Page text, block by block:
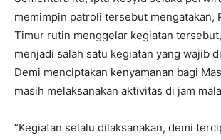
memimpin patroli tersebut mengatakan,
Timur rutin menggelar kegiatan
menjadi salah satu kegiatan yang wajib
Demi menciptakan kenyamanan bagi
masih melaksanakan aktivitas di jam
“Kegiatan selalu dilaksanakan, demi